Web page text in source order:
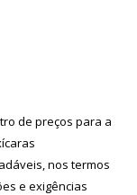
de preços para a
nos termos
e exigências